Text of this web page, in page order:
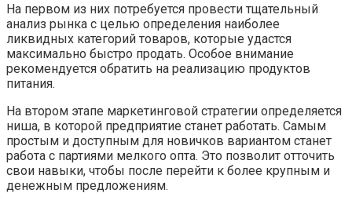
На первом из них потребуется провести тщательный
анализ рынка с целью определения наиболее
ликвидных категорий товаров, которые удастся
максимально быстро продать. Особое внимание
рекомендуется обратить на реализацию продуктов
питания.
На втором этапе маркетинговой стратегии определяется
ниша, в которой предприятие станет работать. Самым
простым и доступным для новичков вариантом станет
работа с партиями мелкого опта. Это позволит отточить
свои навыки, чтобы после перейти к более крупным и
денежным предложениям.